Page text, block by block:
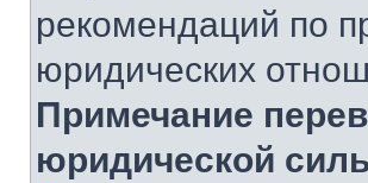
рекомендаций по
юридических
Примечание
юридической